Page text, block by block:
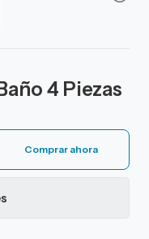
4 Piezas
Comprar ahora